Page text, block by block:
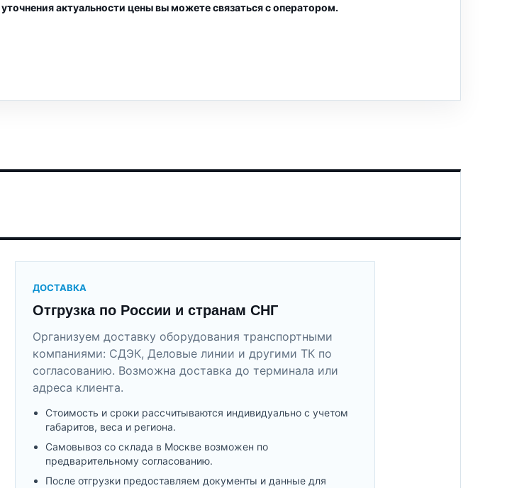
уточнения актуальности цены вы можете связаться с оператором.
ДОСТАВКА
Отгрузка по России и странам СНГ
Организуем доставку оборудования транспортными
компаниями: СДЭК, Деловые линии и другими ТК по
согласованию. Возможна доставка до терминала или
адреса клиента.
Стоимость и сроки рассчитываются индивидуально с учетом
габаритов, веса и региона.
Самовывоз со склада в Москве возможен по
предварительному согласованию.
После отгрузки предоставляем документы и данные для